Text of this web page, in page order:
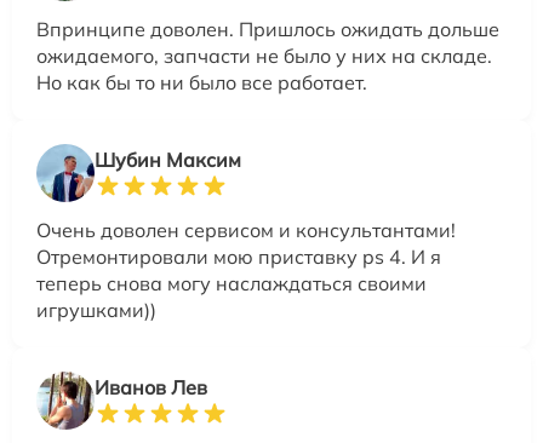
Впринципе доволен. Пришлось ожидать дольше
ожидаемого, запчасти не было у них на складе.
Но как бы то ни было все работает.
Шубин Максим
Очень доволен сервисом и консультантами!
Отремонтировали мою приставку ps 4. И я
теперь снова могу наслаждаться своими
игрушками))
Иванов Лев